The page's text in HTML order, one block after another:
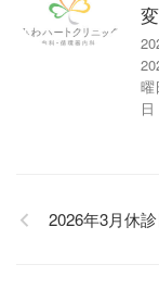
曜
2026年3月休